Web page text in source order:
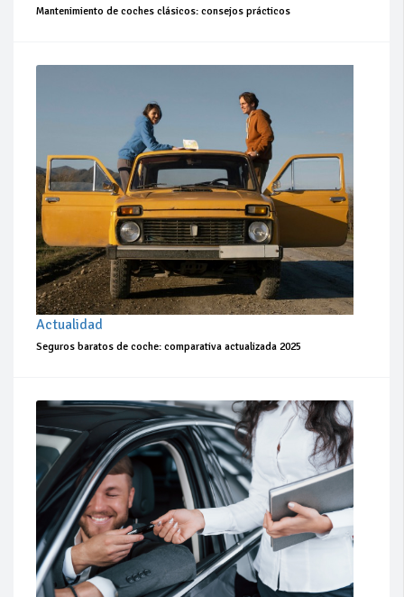
Mantenimiento de coches clásicos: consejos prácticos
Actualidad
Seguros baratos de coche: comparativa actualizada 2025